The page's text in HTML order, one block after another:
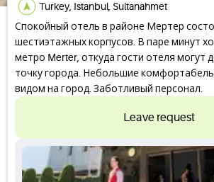
Turkey, Istanbul, Sultanahmet
Спокойный отель в районе Мертер
шестиэтажных корпусов. В паре минут
метро Merter, откуда гости отеля могут
точку города. Небольшие
видом на город. Заботливый персонал.
Leave request